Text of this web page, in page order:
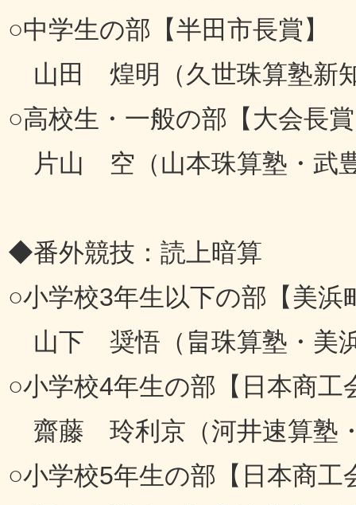
○中学生の部【半田市長賞】
山田 煌明（久世珠算塾新
○高校生・一般の部【大会長
片山 空（山本珠算塾・武
◆番外競技：読上暗算
○小学校3年生以下の部【美浜
山下 奨悟（畠珠算塾・美
○小学校4年生の部【日本商工
齋藤 玲利京（河井速算塾
○小学校5年生の部【日本商工